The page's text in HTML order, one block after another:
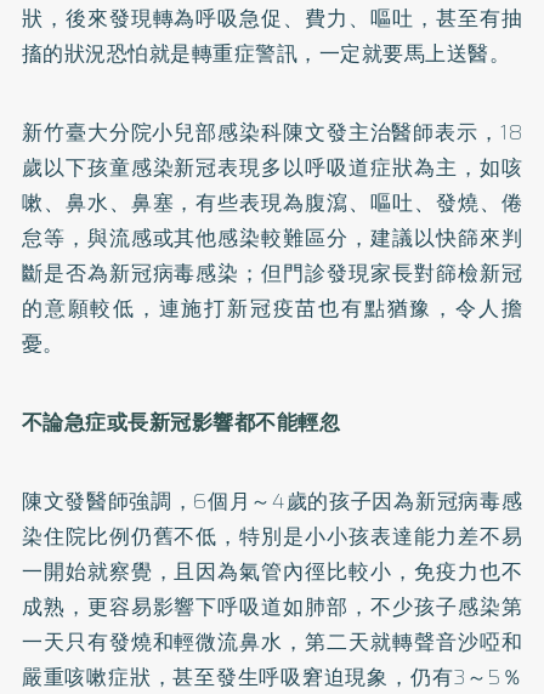
狀，後來發現轉為呼吸急促、費力、嘔吐，甚至有抽
搐的狀況恐怕就是轉重症警訊，一定就要馬上送醫。
新竹臺大分院小兒部感染科陳文發主治醫師表示，18
歲以下孩童感染新冠表現多以呼吸道症狀為主，如咳
嗽、鼻水、鼻塞，有些表現為腹瀉、嘔吐、發燒、倦
怠等，與流感或其他感染較難區分，建議以快篩來判
斷是否為新冠病毒感染；但門診發現家長對篩檢新冠
的意願較低，連施打新冠疫苗也有點猶豫，令人擔
憂。
不論急症或長新冠影響都不能輕忽
陳文發醫師強調，6個月～4歲的孩子因為新冠病毒感
染住院比例仍舊不低，特別是小小孩表達能力差不易
一開始就察覺，且因為氣管內徑比較小，免疫力也不
成熟，更容易影響下呼吸道如肺部，不少孩子感染第
一天只有發燒和輕微流鼻水，第二天就轉聲音沙啞和
嚴重咳嗽症狀，甚至發生呼吸窘迫現象，仍有3～5％